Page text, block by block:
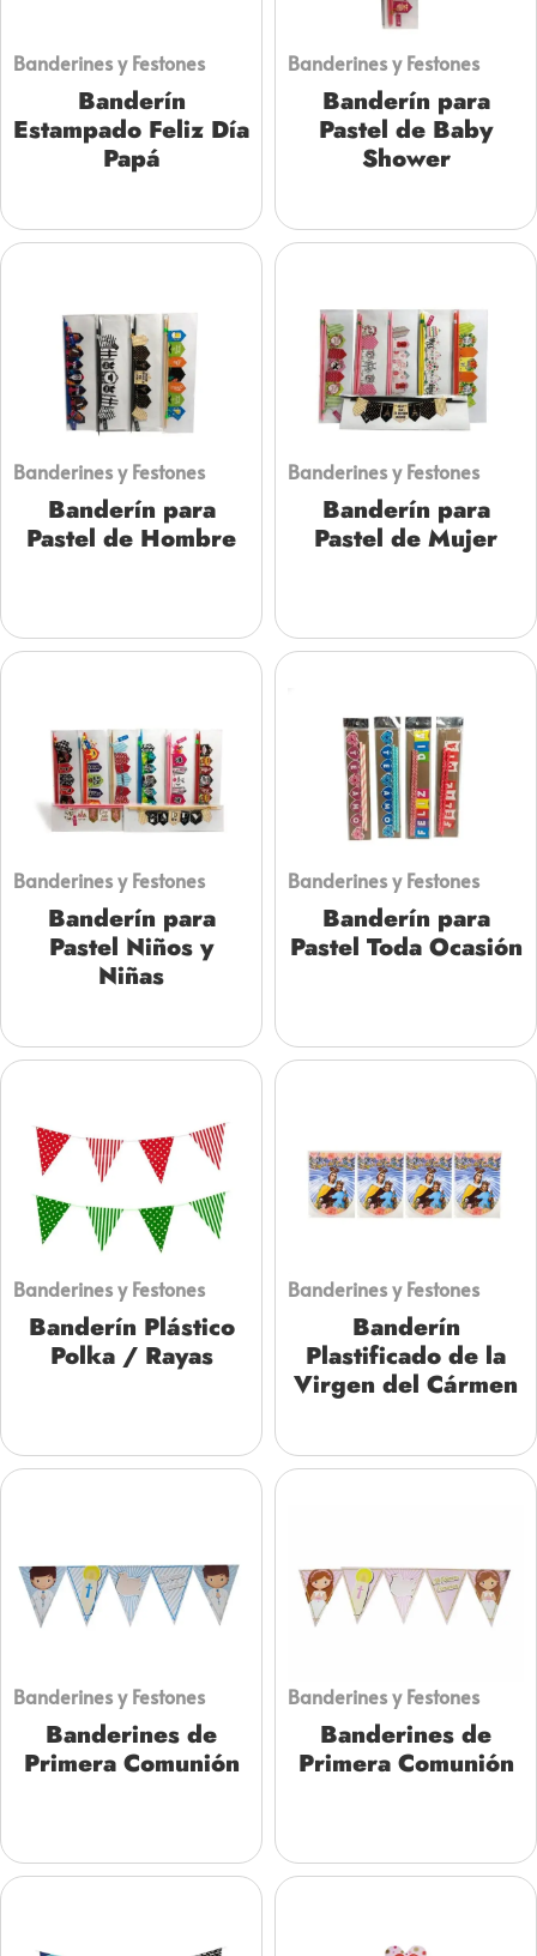
Banderines y Festones
Banderín
Estampado Feliz Día
Papá
Banderines y Festones
Banderín para
Pastel de Baby
Shower
Banderines y Festones
Banderín para
Pastel de Hombre
Banderines y Festones
Banderín para
Pastel de Mujer
Banderines y Festones
Banderín para
Pastel Niños y
Niñas
Banderines y Festones
Banderín para
Pastel Toda Ocasión
Banderines y Festones
Banderín Plástico
Polka / Rayas
Banderines y Festones
Banderín
Plastificado de la
Virgen del Cármen
Banderines y Festones
Banderines de
Primera Comunión
Banderines y Festones
Banderines de
Primera Comunión